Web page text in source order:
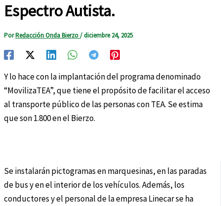
Espectro Autista.
PorRedacción Onda Bierzo/diciembre 24, 2025
Y lo hace con la implantación del programa denominado
“MovilizaTEA”, que tiene el propósito de facilitar el acceso
al transporte público de las personas con TEA. Se estima
que son 1.800 en el Bierzo.
Se instalarán pictogramas en marquesinas, en las paradas
de bus y en el interior de los vehículos. Además, los
conductores y el personal de la empresa Linecar se ha